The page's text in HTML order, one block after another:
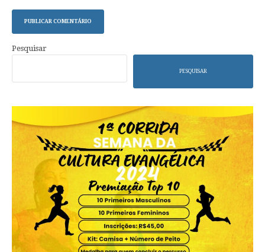
Pesquisar
PESQUISAR